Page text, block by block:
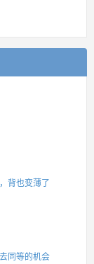
背也变薄了
同等的机会